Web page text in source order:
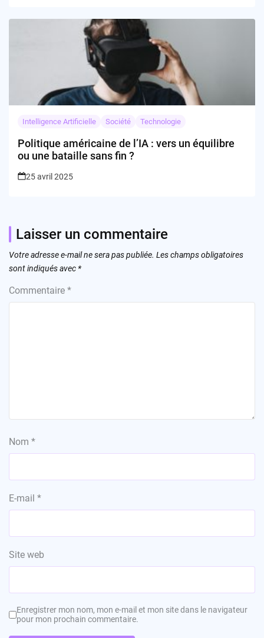
Intelligence Artificielle Société Technologie
Politique américaine de l’IA : vers un équilibre
ou une bataille sans fin ?
25 avril 2025
Laisser un commentaire
Votre adresse e-mail ne sera pas publiée. Les champs obligatoires
sont indiqués avec *
Commentaire *
Nom *
E-mail *
Site web
Enregistrer mon nom, mon e-mail et mon site dans le navigateur
pour mon prochain commentaire.